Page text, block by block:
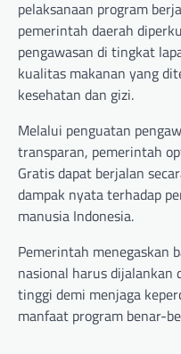
pelaksanaan program
pemerintah daerah
pengawasan di tingkat
kualitas makanan yang
kesehatan dan gizi.
Melalui penguatan
transparan, pemerintah
Gratis dapat berjalan
dampak nyata terhadap
manusia Indonesia.
Pemerintah menegaskan
nasional harus
tinggi demi menjaga
manfaat program benar-